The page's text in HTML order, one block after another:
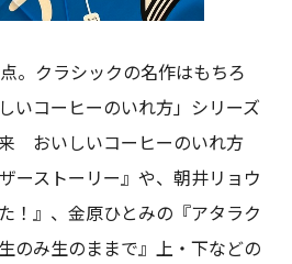
。クラシックの名作はもちろ
いコーヒーのいれ方」シリーズ
おいしいコーヒーのいれ方
ーストーリー』や、朝井リョウ
！』、金原ひとみの『アタラク
のみ生のままで』上・下などの